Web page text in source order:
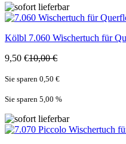
Kölbl 7.060 Wischertuch für
9,50 €10,00 €
Sie sparen 0,50 €
Sie sparen 5,00 %